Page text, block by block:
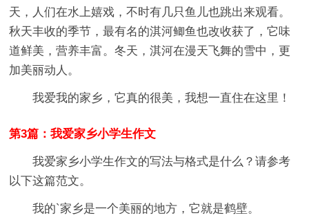
天，人们在水上嬉戏，不时有几只鱼儿也跳出来观看。
秋天丰收的季节，最有名的淇河鲫鱼也改收获了，它味
道鲜美，营养丰富。冬天，淇河在漫天飞舞的雪中，更
加美丽动人。
我爱我的家乡，它真的很美，我想一直住在这里！
第3篇：我爱家乡小学生作文
我爱家乡小学生作文的写法与格式是什么？请参考
以下这篇范文。
我的`家乡是一个美丽的地方，它就是鹤壁。